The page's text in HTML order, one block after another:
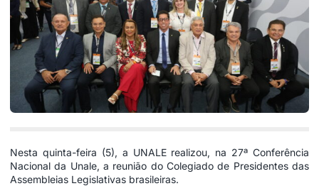
Nesta quinta-feira (5), a UNALE realizou, na 27ª Conferência
Nacional da Unale, a reunião do Colegiado de Presidentes das
Assembleias Legislativas brasileiras.